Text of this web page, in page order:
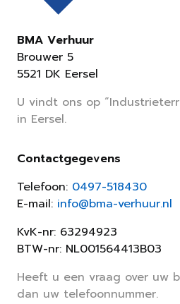
BMA Verhuur
Brouwer 5
5521 DK Eersel
U vindt ons op
in Eersel.
Contactgegevens
Telefoon: 0497-518430
E-mail: info@bma-verhuur.nl
KvK-nr: 63294923
BTW-nr: NL001564413B03
Heeft u een vraag over uw
dan uw telefoonnummer.